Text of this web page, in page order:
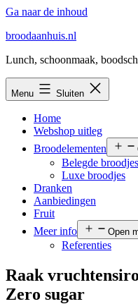
Ga naar de inhoud
broodaanhuis.nl
Lunch, schoonmaak,
Menu Sluiten
Home
Webshop uitleg
Broodelementen
Belegde broodjes
Luxe broodjes
Dranken
Aanbiedingen
Fruit
Meer info
Open
Referenties
Raak
Zero sugar